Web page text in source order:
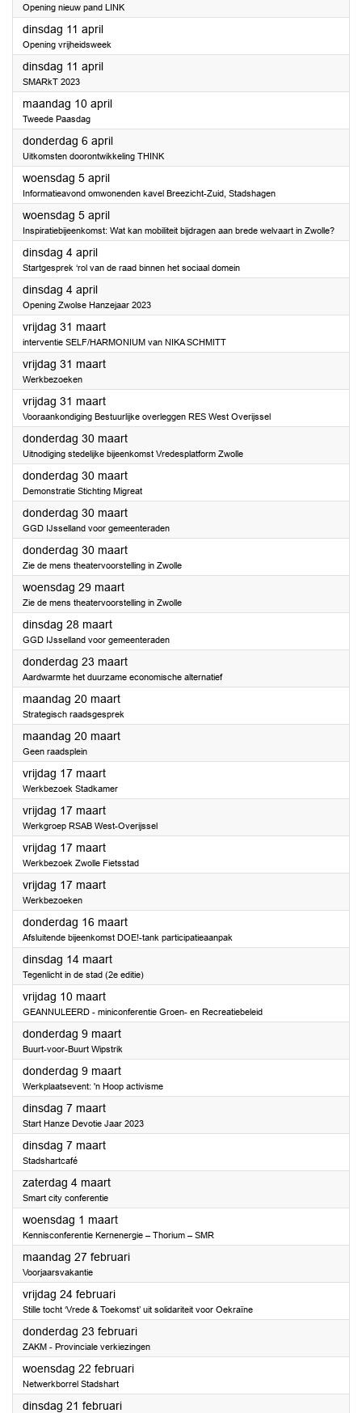
Opening nieuw pand LINK
dinsdag 11 april2023
Opening vrijheidsweek
dinsdag 11 april2023
SMARkT 2023
maandag 10 april2023
Tweede Paasdag
donderdag 6 april2023
Uitkomsten doorontwikkeling THINK
woensdag 5 april2023
Informatieavond omwonenden kavel Breezicht-Zuid, Stadshagen
woensdag 5 april2023
Inspiratiebijeenkomst: Wat kan mobiliteit bijdragen aan brede welvaart in Zwolle?
dinsdag 4 april2023
Startgesprek ‘rol van de raad binnen het sociaal domein
dinsdag 4 april2023
Opening Zwolse Hanzejaar 2023
vrijdag 31 maart2023
interventie SELF/HARMONIUM van NIKA SCHMITT
vrijdag 31 maart2023
Werkbezoeken
vrijdag 31 maart2023
Vooraankondiging Bestuurlijke overleggen RES West Overijssel
donderdag 30 maart2023
Uitnodiging stedelijke bijeenkomst Vredesplatform Zwolle
donderdag 30 maart2023
Demonstratie Stichting Migreat
donderdag 30 maart2023
GGD IJsselland voor gemeenteraden
donderdag 30 maart2023
Zie de mens theatervoorstelling in Zwolle
woensdag 29 maart2023
Zie de mens theatervoorstelling in Zwolle
dinsdag 28 maart2023
GGD IJsselland voor gemeenteraden
donderdag 23 maart2023
Aardwarmte het duurzame economische alternatief
maandag 20 maart2023
Strategisch raadsgesprek
maandag 20 maart2023
Geen raadsplein
vrijdag 17 maart2023
Werkbezoek Stadkamer
vrijdag 17 maart2023
Werkgroep RSAB West-Overijssel
vrijdag 17 maart2023
Werkbezoek Zwolle Fietsstad
vrijdag 17 maart2023
Werkbezoeken
donderdag 16 maart2023
Afsluitende bijeenkomst DOE!-tank participatieaanpak
dinsdag 14 maart2023
Tegenlicht in de stad (2e editie)
vrijdag 10 maart2023
GEANNULEERD - miniconferentie Groen- en Recreatiebeleid
donderdag 9 maart2023
Buurt-voor-Buurt Wipstrik
donderdag 9 maart2023
Werkplaatsevent: 'n Hoop activisme
dinsdag 7 maart2023
Start Hanze Devotie Jaar 2023
dinsdag 7 maart2023
Stadshartcafé
zaterdag 4 maart2023
Smart city conferentie
woensdag 1 maart2023
Kennisconferentie Kernenergie – Thorium – SMR
maandag 27 februari2023
Voorjaarsvakantie
vrijdag 24 februari2023
Stille tocht ‘Vrede & Toekomst’ uit solidariteit voor Oekraïne
donderdag 23 februari2023
ZAKM - Provinciale verkiezingen
woensdag 22 februari2023
Netwerkborrel Stadshart
dinsdag 21 februari2023